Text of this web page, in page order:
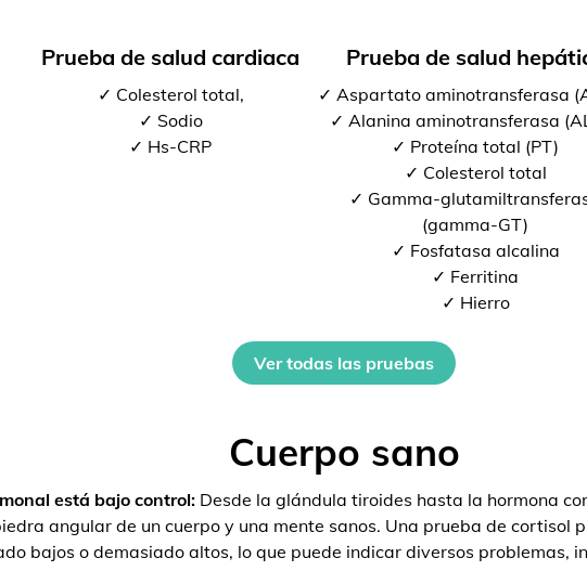
Prueba de salud cardiaca
✓ Colesterol total,
✓ Sodio
✓ Hs-CRP
Prueba de salud
✓ Aspartato aminotransferasa
✓ Alanina aminotransferasa
✓ Proteína total (PT)
✓ Colesterol total
✓ Gamma-
(gamma-GT)
✓ Fosfatasa alcalina
✓ Ferritina
✓ Hierro
Ver todas las pruebas
Cuerpo sano
está bajo control: Desde la glándula tiroides hasta la hormona
angular de un cuerpo y una mente sanos. Una prueba de cortisol
bajos o demasiado altos, lo que puede indicar diversos problemas,